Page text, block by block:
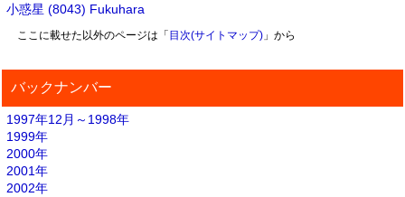
小惑星 (8043) Fukuhara
ここに載せた以外のページは「 目次(サイトマップ)」から
バックナンバー
1997年12月～1998年
1999年
2000年
2001年
2002年